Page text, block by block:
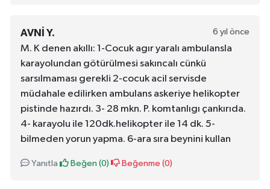
AVNI Y. 6 yıl önce
M. K denen akıllı: 1-Cocuk agır yaralı ambulansla
karayolundan götürülmesi sakıncalı cünkü
sarsılmaması gerekli 2-cocuk acil servisde
müdahale edilirken ambulans askeriye helikopter
pistinde hazırdı. 3- 28 mkn. P. komtanlıgı çankırıda.
4- karayolu ile 120dk.helikopter ile 14 dk. 5-
bilmeden yorun yapma. 6-ara sıra beynini kullan
Yanıtla Beğen (0) Beğenme (0)